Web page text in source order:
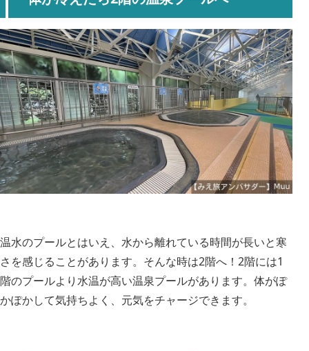
温水のプールとはいえ、水から離れている時間が長いと寒
さを感じることがあります。そんな時は2階へ！2階には1
階のプールより水温が高い温泉プールがあります。体がぽ
かぽかして気持ちよく、元気をチャージできます。